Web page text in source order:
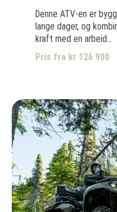
Denne ATV-en er
lange dager, og
kraft med en arbeid...
Pris fra kr 126 900